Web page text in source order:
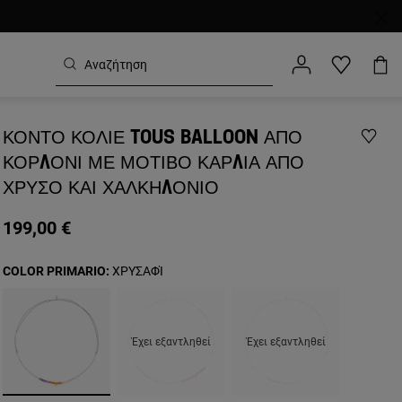
ΚΟΝΤΌ ΚΟΛΙΈ TOUS BALLOON ΑΠΌ
ΚΟΡΔΌΝΙ ΜΕ ΜΟΤΊΒΟ ΚΑΡΔΙΆ ΑΠΌ
ΧΡΥΣΌ ΚΑΙ ΧΑΛΚΗΔΌΝΙΟ
199,00 €
Έχει εξαντληθεί Έχει εξαντληθεί
COLOR PRIMARIO: ΧΡΥΣΑΦΊ